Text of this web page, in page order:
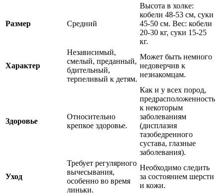
Размер Средний
Высота в холке:
кобели 48-53 см, суки
45-50 см. Вес: кобели
20-30 кг, суки 15-25
кг.
Характер
Независимый,
смелый, преданный,
бдительный,
терпеливый к детям.
Может быть немного
недоверчив к
незнакомцам.
Здоровье
Относительно
крепкое здоровье.
Как и у всех пород,
предрасположенность
к некоторым
заболеваниям
(дисплазия
тазобедренного
сустава, глазные
заболевания).
Уход
Требует регулярного
вычесывания,
особенно во время
линьки.
Необходимо следить
за состоянием шерсти
и кожи.